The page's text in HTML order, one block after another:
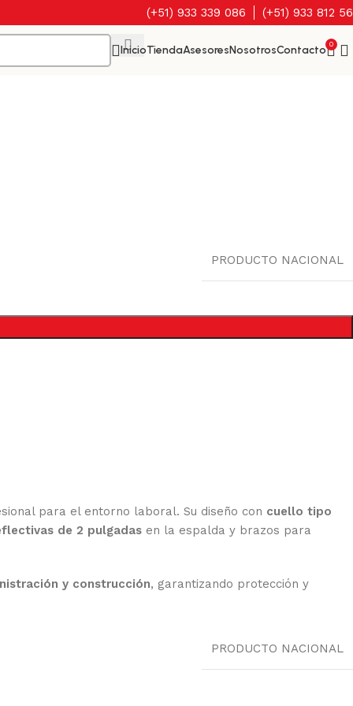
(+51) 933 339 086 (+51) 933 812
InicioTiendaAsesoresNosotrosContacto 0
PRODUCTO NACIONAL
para el entorno laboral. Su diseño con cuello tipo
de 2 pulgadas en la espalda y brazos para
y construcción, garantizando protección y
PRODUCTO NACIONAL